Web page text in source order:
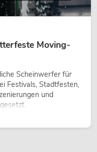
Moving-
Scheinwerfer für
Festivals, Stadtfesten,
und